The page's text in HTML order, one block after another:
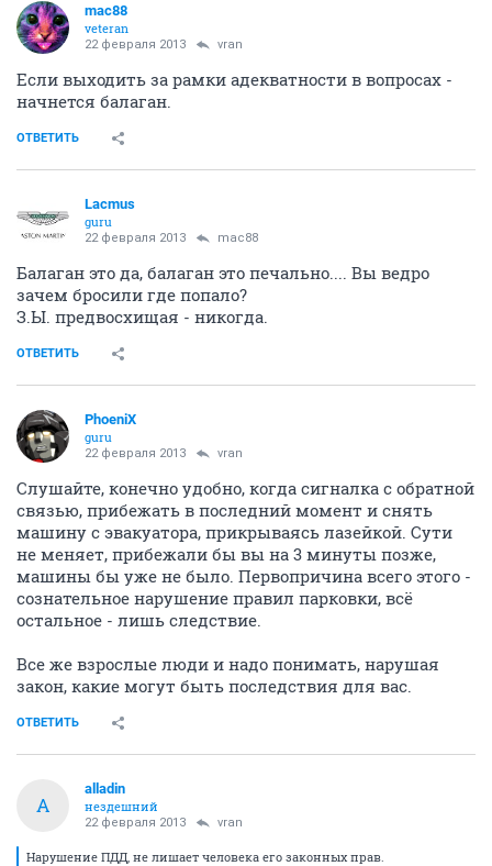
mac88
veteran
22 февраля 2013 vran
Если выходить за рамки адекватности в вопросах -
начнется балаган.
ОТВЕТИТЬ
Lacmus
guru
22 февраля 2013 mac88
Балаган это да, балаган это печально.... Вы ведро
зачем бросили где попало?
З.Ы. предвосхищая - никогда.
ОТВЕТИТЬ
PhoeniX
guru
22 февраля 2013 vran
Слушайте, конечно удобно, когда сигналка с обратной
связью, прибежать в последний момент и снять
машину с эвакуатора, прикрываясь лазейкой. Сути
не меняет, прибежали бы вы на 3 минуты позже,
машины бы уже не было. Первопричина всего этого -
сознательное нарушение правил парковки, всё
остальное - лишь следствие.
Все же взрослые люди и надо понимать, нарушая
закон, какие могут быть последствия для вас.
ОТВЕТИТЬ
A
alladin
нездешний
22 февраля 2013 vran
Нарушение ПДД, не лишает человека его законных прав.